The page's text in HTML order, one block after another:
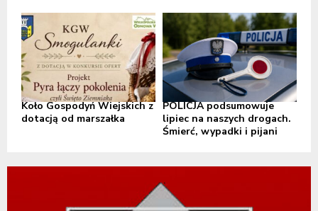
Koło Gospodyń Wiejskich z
dotacją od marszałka
POLICJA podsumowuje
lipiec na naszych drogach.
Śmierć, wypadki i pijani